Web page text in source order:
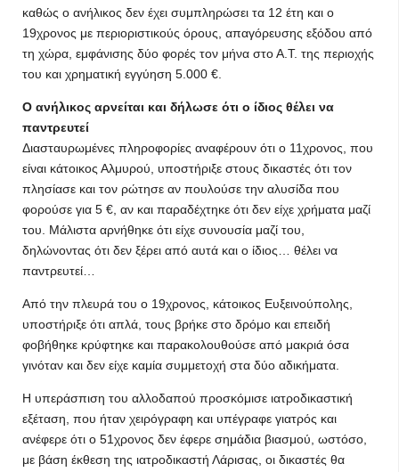
καθώς ο ανήλικος δεν έχει συμπληρώσει τα 12 έτη και ο
19χρονος με περιοριστικούς όρους, απαγόρευσης εξόδου από
τη χώρα, εμφάνισης δύο φορές τον μήνα στο Α.Τ. της περιοχής
του και χρηματική εγγύηση 5.000 €.
Ο ανήλικος αρνείται και δήλωσε ότι ο ίδιος θέλει να
παντρευτεί
Διασταυρωμένες πληροφορίες αναφέρουν ότι ο 11χρονος, που
είναι κάτοικος Αλμυρού, υποστήριξε στους δικαστές ότι τον
πλησίασε και τον ρώτησε αν πουλούσε την αλυσίδα που
φορούσε για 5 €, αν και παραδέχτηκε ότι δεν είχε χρήματα μαζί
του. Μάλιστα αρνήθηκε ότι είχε συνουσία μαζί του,
δηλώνοντας ότι δεν ξέρει από αυτά και ο ίδιος… θέλει να
παντρευτεί…
Από την πλευρά του ο 19χρονος, κάτοικος Ευξεινούπολης,
υποστήριξε ότι απλά, τους βρήκε στο δρόμο και επειδή
φοβήθηκε κρύφτηκε και παρακολουθούσε από μακριά όσα
γινόταν και δεν είχε καμία συμμετοχή στα δύο αδικήματα.
Η υπεράσπιση του αλλοδαπού προσκόμισε ιατροδικαστική
εξέταση, που ήταν χειρόγραφη και υπέγραφε γιατρός και
ανέφερε ότι ο 51χρονος δεν έφερε σημάδια βιασμού, ωστόσο,
με βάση έκθεση της ιατροδικαστή Λάρισας, οι δικαστές θα